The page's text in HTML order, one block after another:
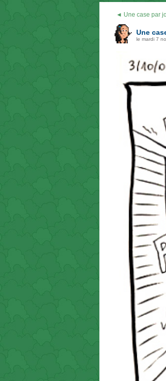
◄ Une case par
Une
le mardi 7